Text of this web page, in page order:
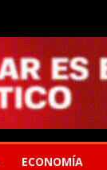
ECONOMÍA